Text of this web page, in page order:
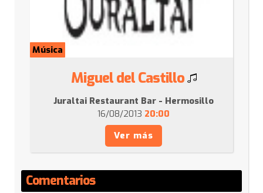
Música
Miguel del Castillo
Juraltai Restaurant Bar - Hermosillo
16/08/2013 20:00
Ver más
Comentarios